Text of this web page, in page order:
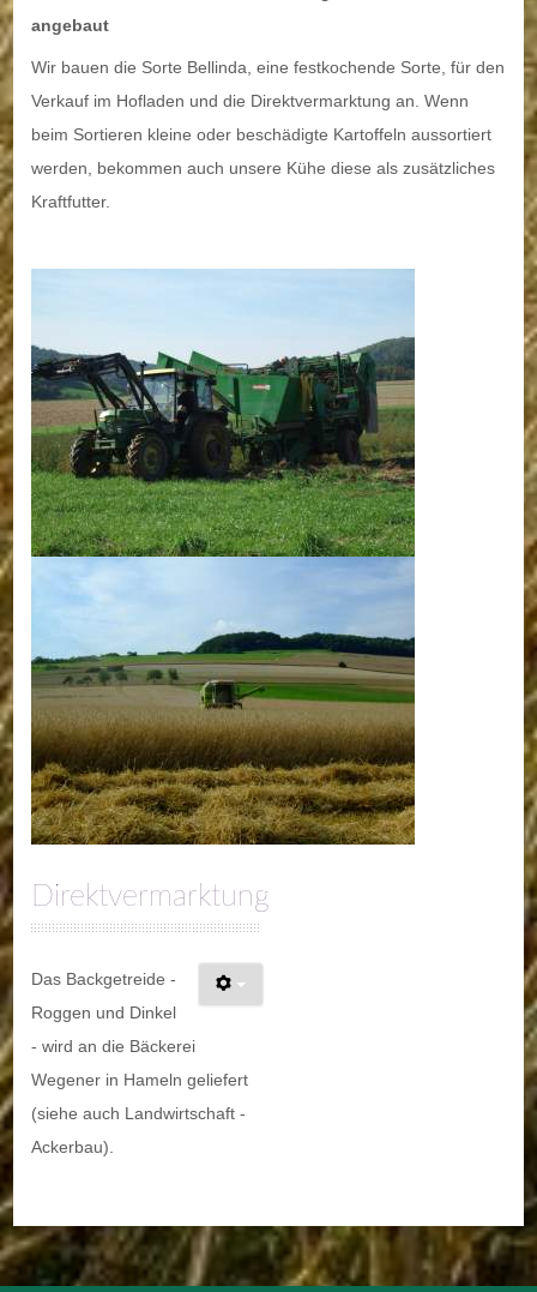
angebaut
Wir bauen die Sorte Bellinda, eine festkochende Sorte, für den
Verkauf im Hofladen und die Direktvermarktung an. Wenn
beim Sortieren kleine oder beschädigte Kartoffeln aussortiert
werden, bekommen auch unsere Kühe diese als zusätzliches
Kraftfutter.
Direktvermarktung
Das Backgetreide -
Roggen und Dinkel
- wird an die Bäckerei
Wegener in Hameln geliefert
(siehe auch Landwirtschaft -
Ackerbau).